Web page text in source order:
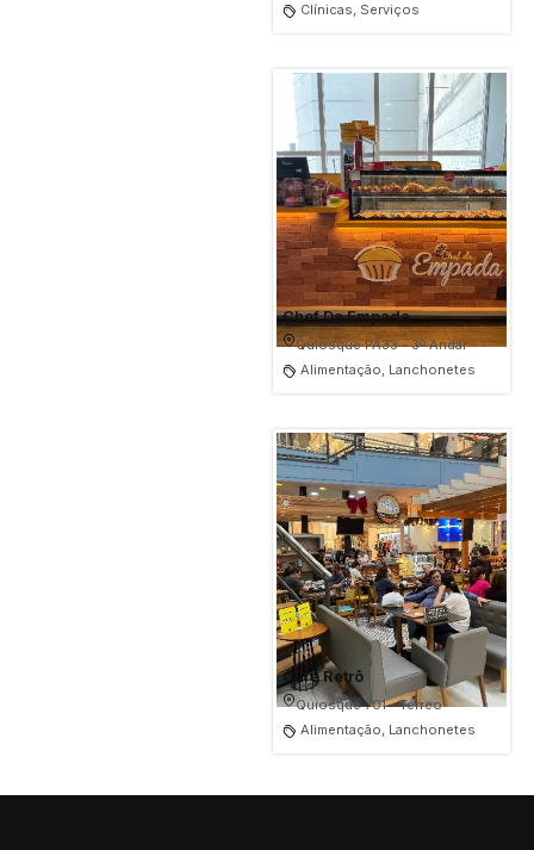
Clínicas, Serviços
Chef Da Empada
Quiosque PA33 - 3º Andar
Alimentação, Lanchonetes
Café Retrô
Quiosque 701 - Térreo
Alimentação, Lanchonetes